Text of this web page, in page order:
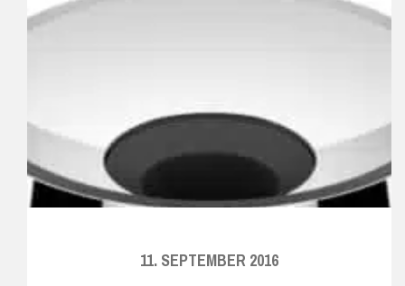
11. SEPTEMBER 2016